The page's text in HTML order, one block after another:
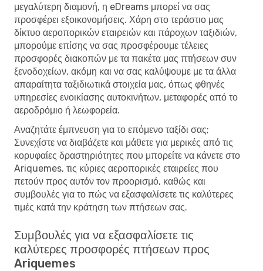
μεγαλύτερη διαμονή, η eDreams μπορεί να σας
προσφέρει εξοικονομήσεις. Χάρη στο τεράστιο μας
δίκτυο αεροπορικών εταιρειών και πάροχων ταξιδιών,
μπορούμε επίσης να σας προσφέρουμε τέλειες
προσφορές διακοπών με τα πακέτα μας πτήσεων συν
ξενοδοχείων, ακόμη και να σας καλύψουμε με τα άλλα
απαραίτητα ταξιδιωτικά στοιχεία μας, όπως φθηνές
υπηρεσίες ενοικίασης αυτοκινήτων, μεταφορές από το
αεροδρόμιο ή λεωφορεία.
Αναζητάτε έμπνευση για το επόμενο ταξίδι σας;
Συνεχίστε να διαβάζετε και μάθετε για μερικές από τις
κορυφαίες δραστηριότητες που μπορείτε να κάνετε στο
Ariquemes, τις κύριες αεροπορικές εταιρείες που
πετούν προς αυτόν τον προορισμό, καθώς και
συμβουλές για το πώς να εξασφαλίσετε τις καλύτερες
τιμές κατά την κράτηση των πτήσεων σας.
Συμβουλές για να εξασφαλίσετε τις
καλύτερες προσφορές πτήσεων προς
Ariquemes